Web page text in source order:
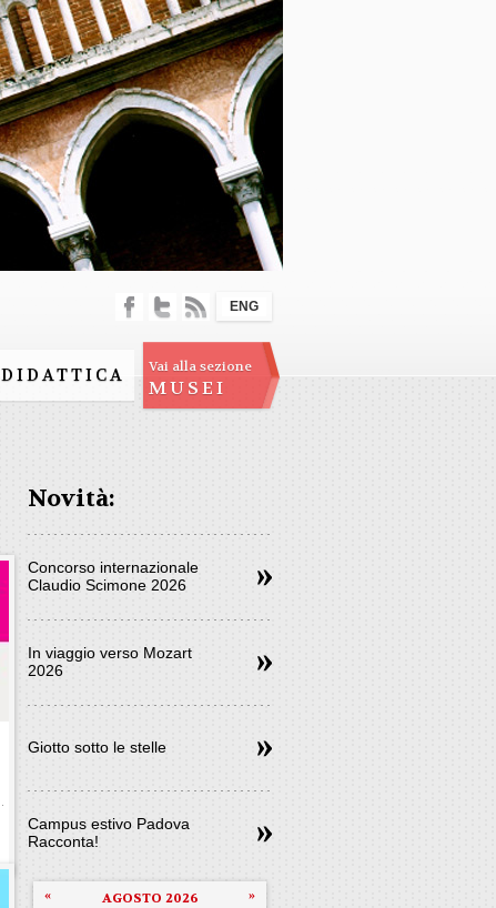
DIDATTICA Vai alla sezione
MUSEI
ENG
Novità:
Concorso internazionale
Claudio Scimone 2026
In viaggio verso Mozart
2026
Giotto sotto le stelle
Campus estivo Padova
Racconta!
AGOSTO 2026
« »